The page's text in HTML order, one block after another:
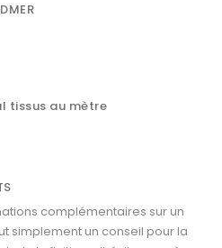
tissus au mètre
complémentaires sur un
simplement un conseil pour la